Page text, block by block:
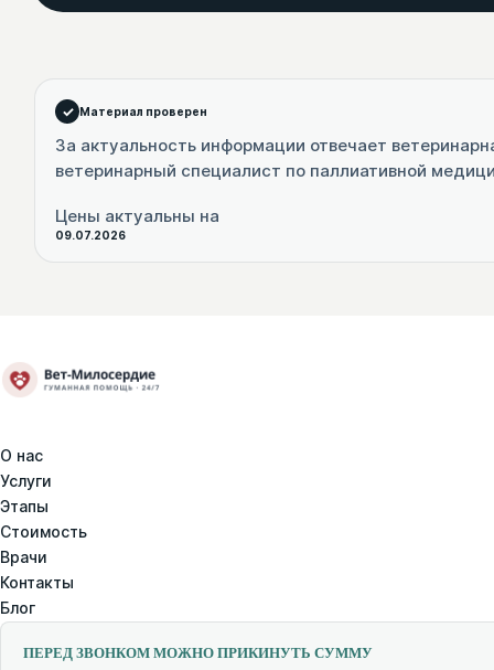
Материал проверен
За актуальность информации отвечает
ветеринарный специалист по паллиативной
Цены актуальны на
09.07.2026
О нас
Услуги
Этапы
Стоимость
Врачи
Контакты
Блог
ПЕРЕД ЗВОНКОМ МОЖНО ПРИКИНУТЬ СУММУ